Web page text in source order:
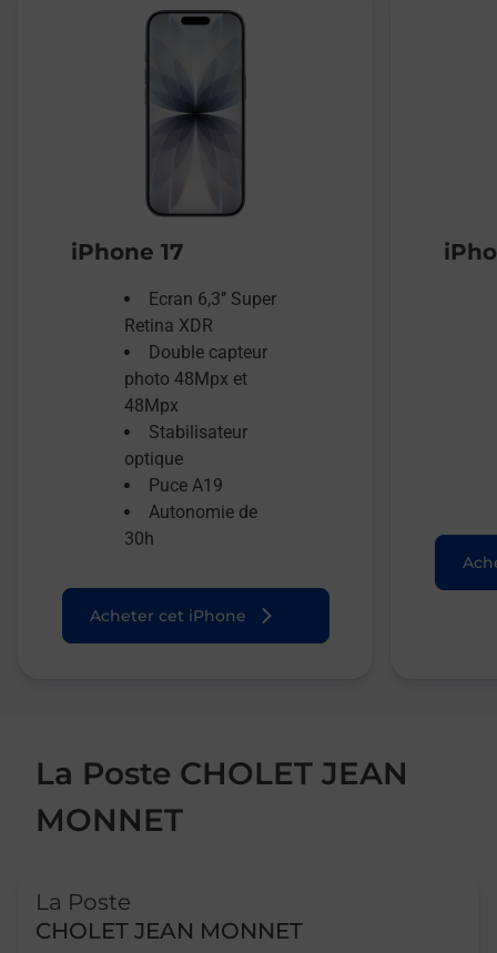
iPhone 17
Ecran 6,3’’ Super
Retina XDR
Double capteur
photo 48Mpx et
48Mpx
Stabilisateur
optique
Puce A19
Autonomie de
30h
Acheter cet iPhone
La Poste CHOLET JEAN
MONNET
La Poste
CHOLET JEAN MONNET